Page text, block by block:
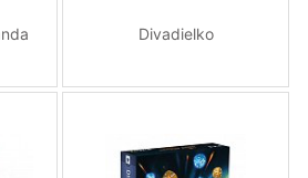
Divadielko